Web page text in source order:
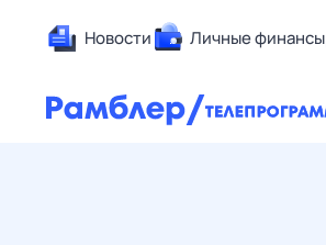
Новости Личные финансы